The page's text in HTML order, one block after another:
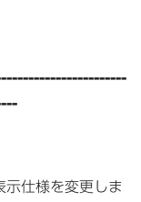
示仕様を変更しま